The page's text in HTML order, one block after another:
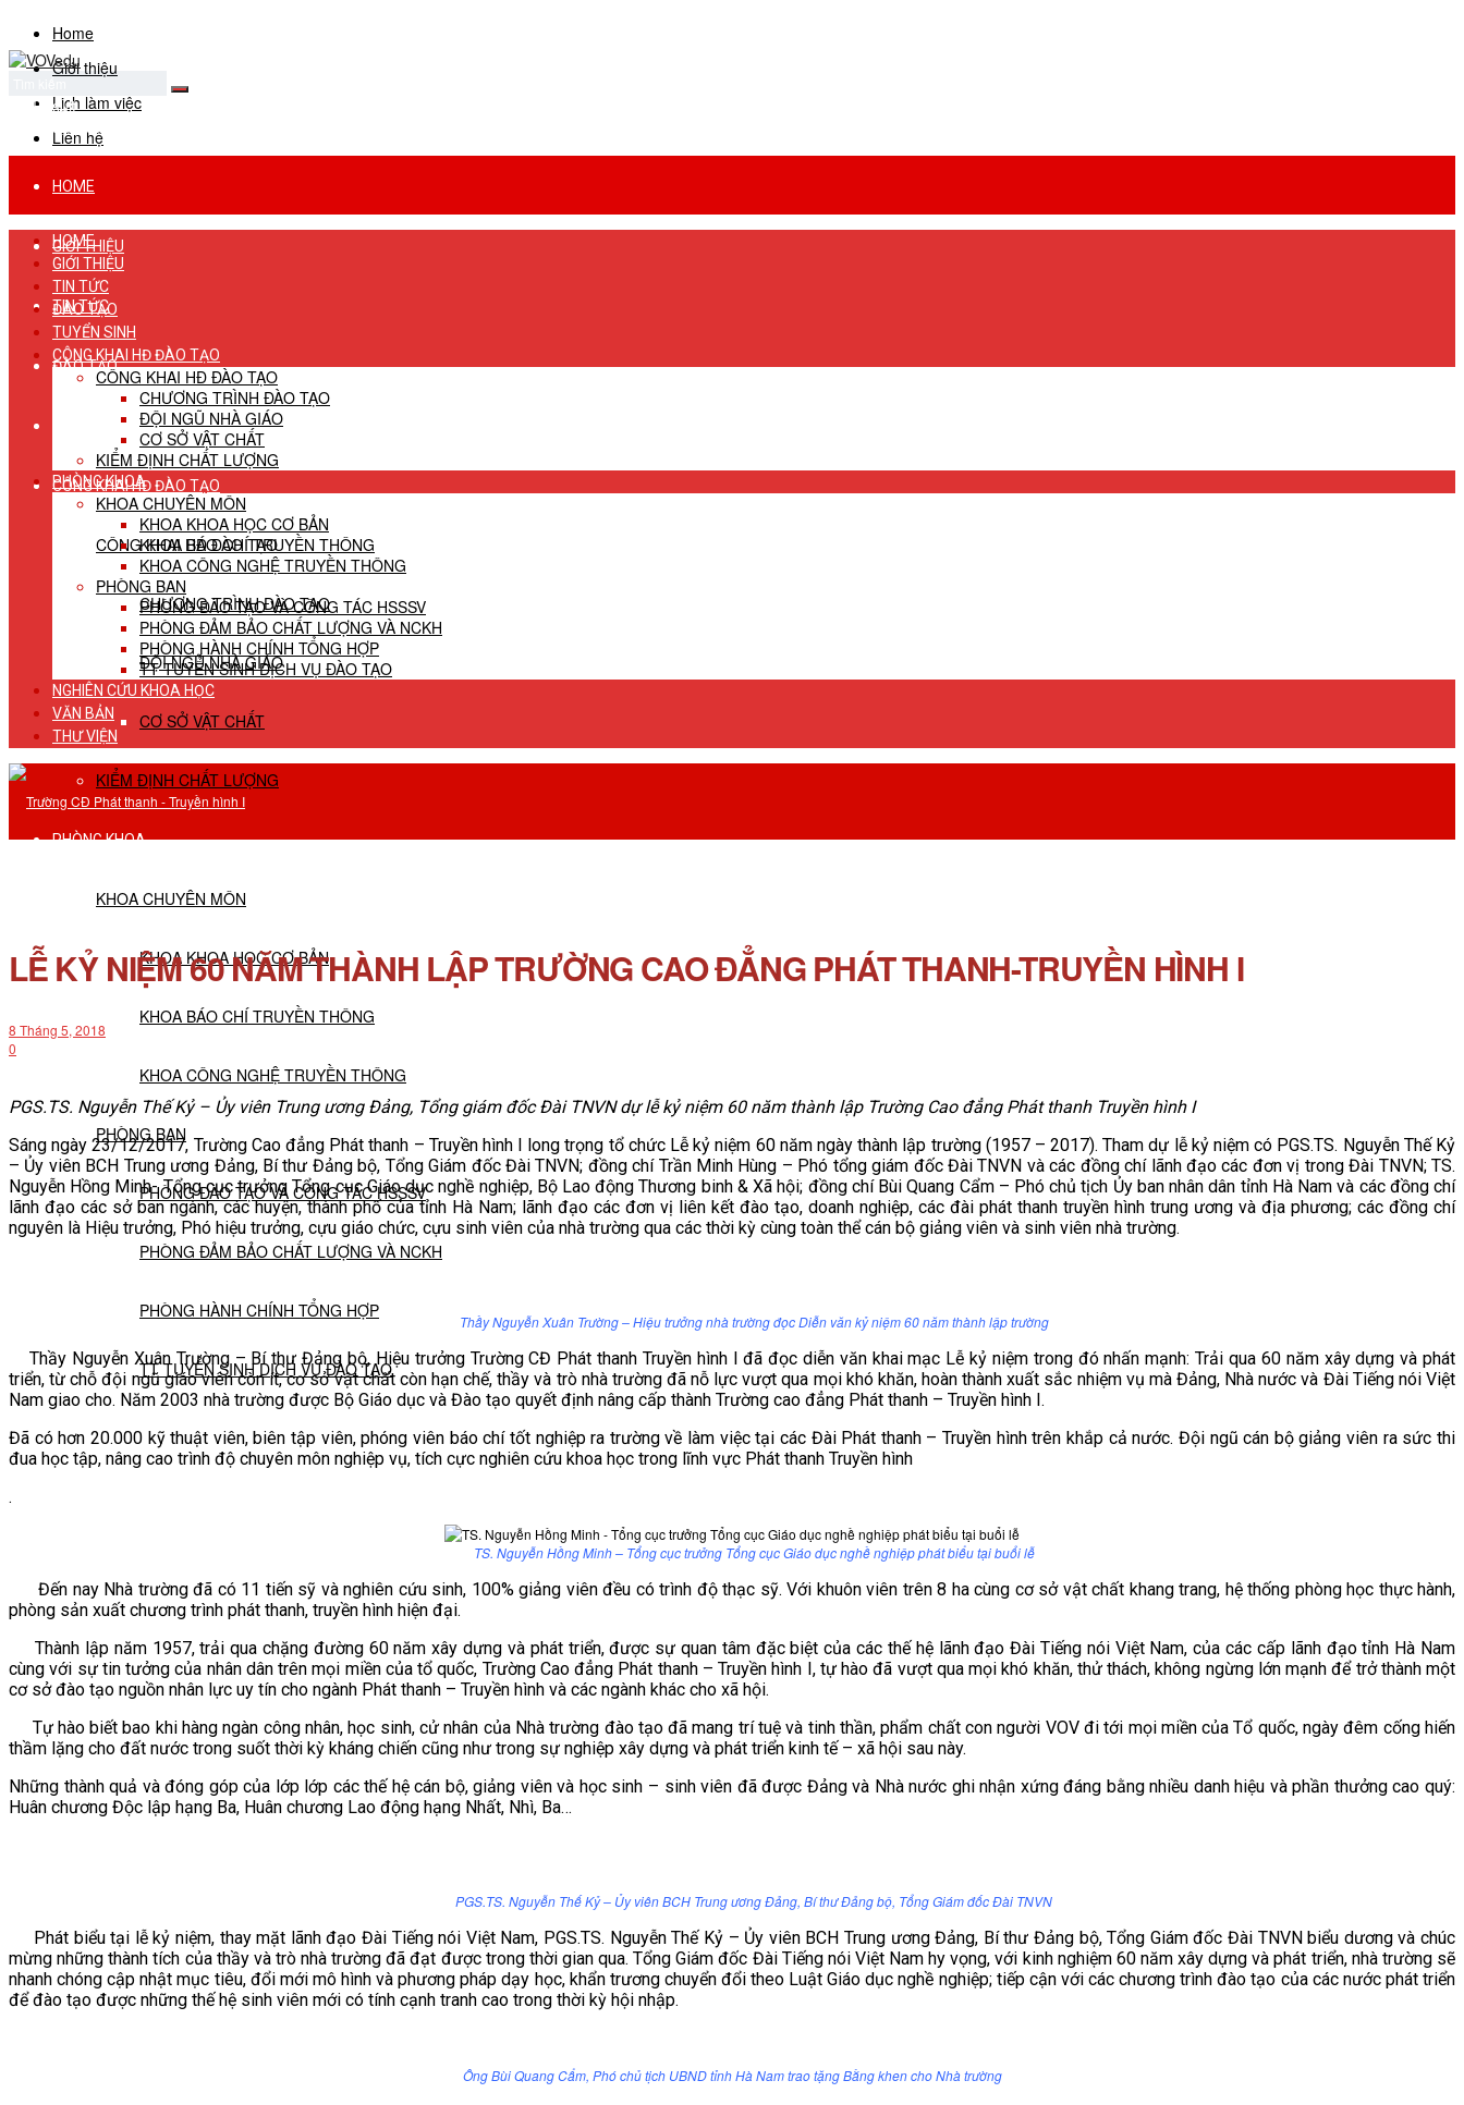
Home
Giới thiệu
Lịch làm việc
Liên hệ
No Result
View All Result
HOME
GIỚI THIỆU
TIN TỨC
ĐÀO TẠO
TUYỂN SINH
CÔNG KHAI HĐ ĐÀO TẠO
CÔNG KHAI HĐ ĐÀO TẠO
CHƯƠNG TRÌNH ĐÀO TẠO
ĐỘI NGŨ NHÀ GIÁO
CƠ SỞ VẬT CHẤT
KIỂM ĐỊNH CHẤT LƯỢNG
PHÒNG KHOA
KHOA CHUYÊN MÔN
KHOA KHOA HỌC CƠ BẢN
KHOA BÁO CHÍ TRUYỀN THÔNG
KHOA CÔNG NGHỆ TRUYỀN THÔNG
PHÒNG BAN
PHÒNG ĐÀO TẠO VÀ CÔNG TÁC HSSSV
PHÒNG ĐẢM BẢO CHẤT LƯỢNG VÀ NCKH
PHÒNG HÀNH CHÍNH TỔNG HỢP
TT TUYỂN SINH DỊCH VỤ ĐÀO TẠO
NGHIÊN CỨU KHOA HỌC
HOME
GIỚI THIỆU
TIN TỨC
ĐÀO TẠO
TUYỂN SINH
CÔNG KHAI HĐ ĐÀO TẠO
CÔNG KHAI HĐ ĐÀO TẠO
CHƯƠNG TRÌNH ĐÀO TẠO
ĐỘI NGŨ NHÀ GIÁO
CƠ SỞ VẬT CHẤT
KIỂM ĐỊNH CHẤT LƯỢNG
PHÒNG KHOA
KHOA CHUYÊN MÔN
KHOA KHOA HỌC CƠ BẢN
KHOA BÁO CHÍ TRUYỀN THÔNG
KHOA CÔNG NGHỆ TRUYỀN THÔNG
PHÒNG BAN
PHÒNG ĐÀO TẠO VÀ CÔNG TÁC HSSSV
PHÒNG ĐẢM BẢO CHẤT LƯỢNG VÀ NCKH
PHÒNG HÀNH CHÍNH TỔNG HỢP
TT TUYỂN SINH DỊCH VỤ ĐÀO TẠO
NGHIÊN CỨU KHOA HỌC
VĂN BẢN
THƯ VIỆN
LỄ KỶ NIỆM 60 NĂM THÀNH LẬP TRƯỜNG CAO ĐẲNG PHÁT THANH-TRUYỀN HÌNH I
8 Tháng 5, 2018
0
PGS.TS. Nguyễn Thế Kỷ – Ủy viên Trung ương Đảng, Tổng giám đốc Đài TNVN dự lễ kỷ niệm 60 năm thành lập Trường Cao đẳng Phát thanh Truyền hình I
Sáng ngày 23/12/2017, Trường Cao đẳng Phát thanh – Truyền hình I long trọng tổ chức Lễ kỷ niệm 60 năm ngày thành lập trường (1957 – 2017). Tham dự lễ kỷ niệm có PGS.TS. Nguyễn Thế Kỷ
– Ủy viên BCH Trung ương Đảng, Bí thư Đảng bộ, Tổng Giám đốc Đài TNVN; đồng chí Trần Minh Hùng – Phó tổng giám đốc Đài TNVN và các đồng chí lãnh đạo các đơn vị trong Đài TNVN; TS.
Nguyễn Hồng Minh- Tổng cục trưởng Tổng cục Giáo dục nghề nghiệp, Bộ Lao động Thương binh & Xã hội; đồng chí Bùi Quang Cẩm – Phó chủ tịch Ủy ban nhân dân tỉnh Hà Nam và các đồng chí
lãnh đạo các sở ban ngành, các huyện, thành phố của tỉnh Hà Nam; lãnh đạo các đơn vị liên kết đào tạo, doanh nghiệp, các đài phát thanh truyền hình trung ương và địa phương; các đồng chí
nguyên là Hiệu trưởng, Phó hiệu trưởng, cựu giáo chức, cựu sinh viên của nhà trường qua các thời kỳ cùng toàn thể cán bộ giảng viên và sinh viên nhà trường.
Thầy Nguyễn Xuân Trường – Hiệu trưởng nhà trường đọc Diễn văn kỷ niệm 60 năm thành lập trường
Thầy Nguyễn Xuân Trường – Bí thư Đảng bộ, Hiệu trưởng Trường CĐ Phát thanh Truyền hình I đã đọc diễn văn khai mạc Lễ kỷ niệm trong đó nhấn mạnh: Trải qua 60 năm xây dựng và phát
triển, từ chỗ đội ngũ giáo viên còn ít, cơ sở vật chất còn hạn chế, thầy và trò nhà trường đã nỗ lực vượt qua mọi khó khăn, hoàn thành xuất sắc nhiệm vụ mà Đảng, Nhà nước và Đài Tiếng nói Việt
Nam giao cho. Năm 2003 nhà trường được Bộ Giáo dục và Đào tạo quyết định nâng cấp thành Trường cao đẳng Phát thanh – Truyền hình I.
Đã có hơn 20.000 kỹ thuật viên, biên tập viên, phóng viên báo chí tốt nghiệp ra trường về làm việc tại các Đài Phát thanh – Truyền hình trên khắp cả nước. Đội ngũ cán bộ giảng viên ra sức thi
đua học tập, nâng cao trình độ chuyên môn nghiệp vụ, tích cực nghiên cứu khoa học trong lĩnh vực Phát thanh Truyền hình
.
TS. Nguyễn Hồng Minh – Tổng cục trưởng Tổng cục Giáo dục nghề nghiệp phát biểu tại buổi lễ
Đến nay Nhà trường đã có 11 tiến sỹ và nghiên cứu sinh, 100% giảng viên đều có trình độ thạc sỹ. Với khuôn viên trên 8 ha cùng cơ sở vật chất khang trang, hệ thống phòng học thực hành,
phòng sản xuất chương trình phát thanh, truyền hình hiện đại.
Thành lập năm 1957, trải qua chặng đường 60 năm xây dựng và phát triển, được sự quan tâm đặc biệt của các thế hệ lãnh đạo Đài Tiếng nói Việt Nam, của các cấp lãnh đạo tỉnh Hà Nam
cùng với sự tin tưởng của nhân dân trên mọi miền của tổ quốc, Trường Cao đẳng Phát thanh – Truyền hình I, tự hào đã vượt qua mọi khó khăn, thử thách, không ngừng lớn mạnh để trở thành một
cơ sở đào tạo nguồn nhân lực uy tín cho ngành Phát thanh – Truyền hình và các ngành khác cho xã hội.
Tự hào biết bao khi hàng ngàn công nhân, học sinh, cử nhân của Nhà trường đào tạo đã mang trí tuệ và tinh thần, phẩm chất con người VOV đi tới mọi miền của Tổ quốc, ngày đêm cống hiến
thầm lặng cho đất nước trong suốt thời kỳ kháng chiến cũng như trong sự nghiệp xây dựng và phát triển kinh tế – xã hội sau này.
Những thành quả và đóng góp của lớp lớp các thế hệ cán bộ, giảng viên và học sinh – sinh viên đã được Đảng và Nhà nước ghi nhận xứng đáng bằng nhiều danh hiệu và phần thưởng cao quý:
Huân chương Độc lập hạng Ba, Huân chương Lao động hạng Nhất, Nhì, Ba…
PGS.TS. Nguyễn Thế Kỷ – Ủy viên BCH Trung ương Đảng, Bí thư Đảng bộ, Tổng Giám đốc Đài TNVN
Phát biểu tại lễ kỷ niệm, thay mặt lãnh đạo Đài Tiếng nói Việt Nam, PGS.TS. Nguyễn Thế Kỷ – Ủy viên BCH Trung ương Đảng, Bí thư Đảng bộ, Tổng Giám đốc Đài TNVN biểu dương và chúc
mừng những thành tích của thầy và trò nhà trường đã đạt được trong thời gian qua. Tổng Giám đốc Đài Tiếng nói Việt Nam hy vọng, với kinh nghiệm 60 năm xây dựng và phát triển, nhà trường sẽ
nhanh chóng cập nhật mục tiêu, đổi mới mô hình và phương pháp dạy học, khẩn trương chuyển đổi theo Luật Giáo dục nghề nghiệp; tiếp cận với các chương trình đào tạo của các nước phát triển
để đào tạo được những thế hệ sinh viên mới có tính cạnh tranh cao trong thời kỳ hội nhập.
Ông Bùi Quang Cẩm, Phó chủ tịch UBND tỉnh Hà Nam trao tặng Bằng khen cho Nhà trường